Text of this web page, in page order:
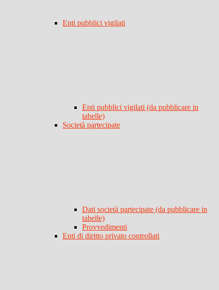
Enti pubblici vigilati
Enti pubblici vigilati (da pubblicare in
tabelle)
Società partecipate
Dati società partecipate (da pubblicare in
tabelle)
Provvedimenti
Enti di diritto privato controllati